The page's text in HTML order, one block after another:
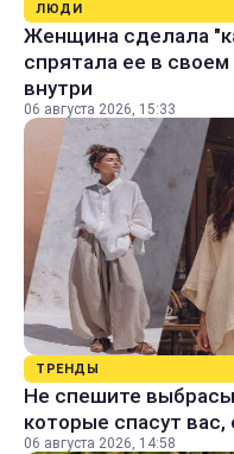
ЛЮДИ
Женщина сделала
спрятала ее в
внутри
06 августа 2026, 15:33
ТРЕНДЫ
Не спешите
которые спасут
06 августа 2026, 14:58